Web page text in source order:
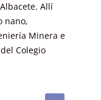
Allí
nano,
Minera e
Colegio